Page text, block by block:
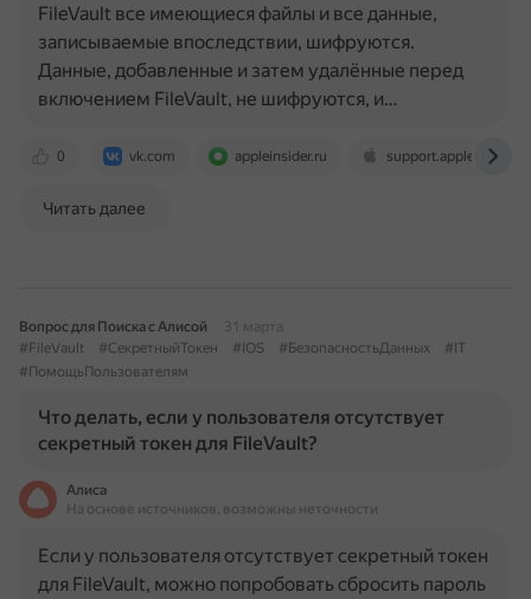
0 vk.com appleinsider.ru support.apple.com
FileVault все имеющиеся файлы и все данные,
записываемые впоследствии, шифруются.
Данные, добавленные и затем удалённые перед
включением FileVault, не шифруются, и…
Читать далее
Вопрос для Поиска с Алисой
31 марта
#FileVault
#СекретныйТокен #IOS #БезопасностьДанных
#IT
#ПомощьПользователям
Что делать, если у пользователя отсутствует
секретный токен для FileVault?
Алиса
На основе источников, возможны неточности
Если у пользователя отсутствует секретный токен
для FileVault, можно попробовать сбросить пароль